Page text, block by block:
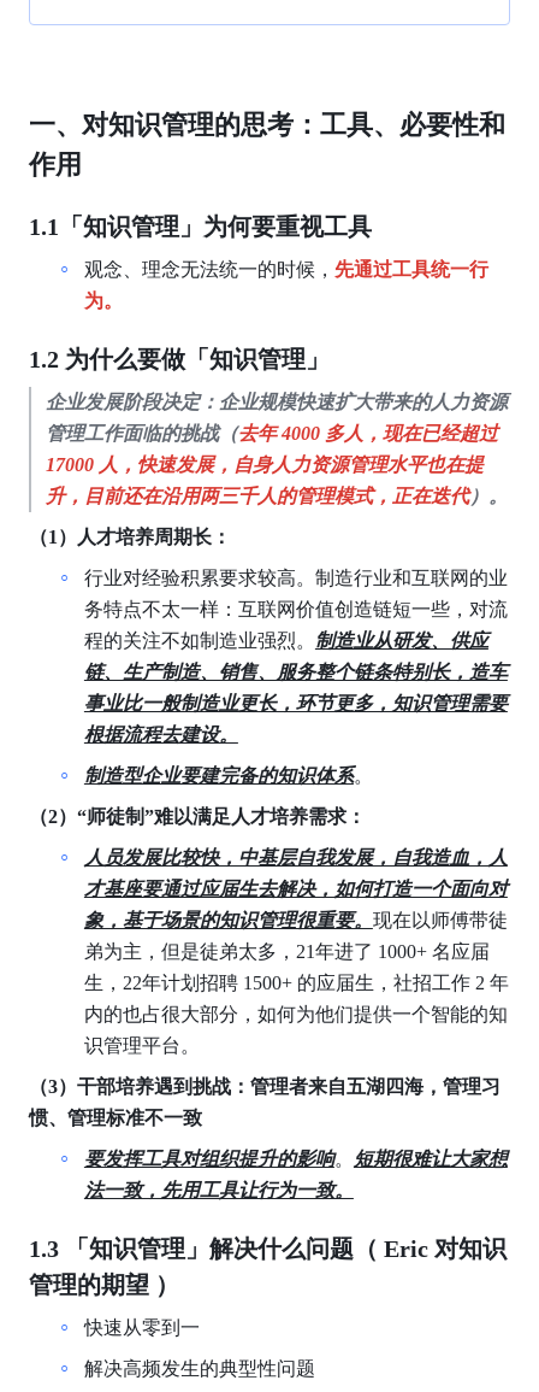
一、对知识管理的思考：工具、必要性和
作用
1.1「知识管理」为何要重视工具
观念、理念无法统一的时候， 先通过工具统一行
为。
1.2 为什么要做「知识管理」
企业发展阶段决定：企业规模快速扩大带来的人力资源
管理工作面临的挑战（去年 4000 多人，现在已经超过
17000 人，快速发展，自身人力资源管理水平也在提
升，目前还在沿用两三千人的管理模式，正在迭代）。
（1）人才培养周期长：
行业对经验积累要求较高。制造行业和互联网的业
务特点不太一样：互联网价值创造链短一些，对流
程的关注不如制造业强烈。 制造业从研发、供应
链、生产制造、销售、服务整个链条特别长，造车
事业比一般制造业更长，环节更多，知识管理需要
根据流程去建设。
制造型企业要建完备的知识体系。
（2）“师徒制”难以满足人才培养需求：
人员发展比较快，中基层自我发展，自我造血，人
才基座要通过应届生去解决，如何打造一个面向对
象，基于场景的知识管理很重要。 现在以师傅带徒
弟为主，但是徒弟太多，21年进了 1000+ 名应届
生，22年计划招聘 1500+ 的应届生，社招工作 2 年
内的也占很大部分，如何为他们提供一个智能的知
识管理平台。
（3）干部培养遇到挑战：管理者来自五湖四海，管理习
惯、管理标准不一致
要发挥工具对组织提升的影响。
短期很难让大家想
法一致，先用工具让行为一致。
1.3 「知识管理」解决什么问题（ Eric 对知识
管理的期望 ）
快速从零到一
解决高频发生的典型性问题